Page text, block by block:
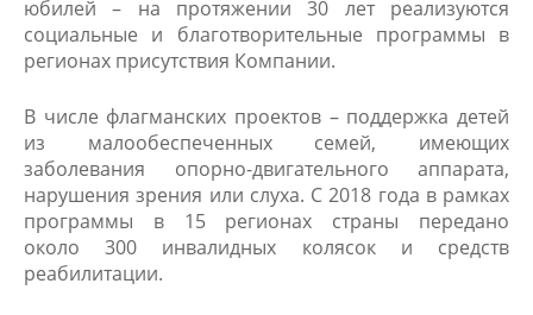
юбилей – на протяжении 30 лет реализуются
социальные и благотворительные программы в
регионах присутствия Компании.
В числе флагманских проектов – поддержка детей
из малообеспеченных семей, имеющих
заболевания опорно-двигательного аппарата,
нарушения зрения или слуха. С 2018 года в рамках
программы в 15 регионах страны передано
около 300 инвалидных колясок и средств
реабилитации.